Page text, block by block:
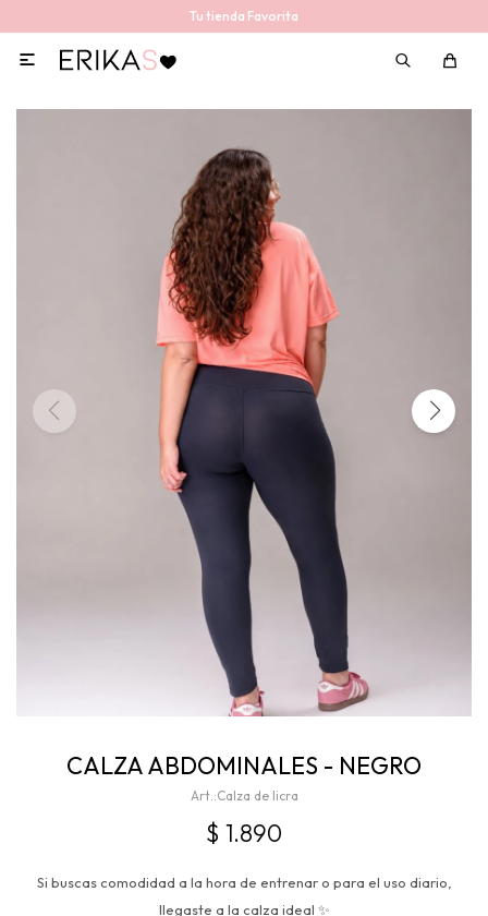
Tu tienda Favorita

CALZA ABDOMINALES - NEGRO
Calza de licra
$ 1.890
Si buscas comodidad a la hora de entrenar o para el uso diario,
llegaste a la calza ideal ✨